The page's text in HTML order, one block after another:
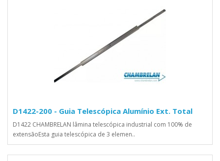
D1422-200 - Guia Telescópica Alumínio Ext. Total
D1422 CHAMBRELAN lâmina telescópica industrial com 100% de
extensãoEsta guia telescópica de 3 elemen..